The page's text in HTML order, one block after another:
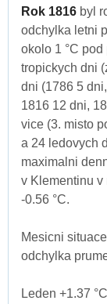
Rok 1816 byl
odchylka letni
okolo 1 °C
tropickych dni
dni (1786 5
1816 12 dni,
vice (3. misto
a 24 ledovych
maximalni
v Klementinu v
-0.56 °C.
Mesicni
odchylka
Leden +1.37